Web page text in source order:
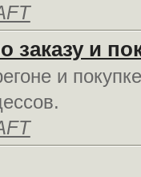
заказу и
и